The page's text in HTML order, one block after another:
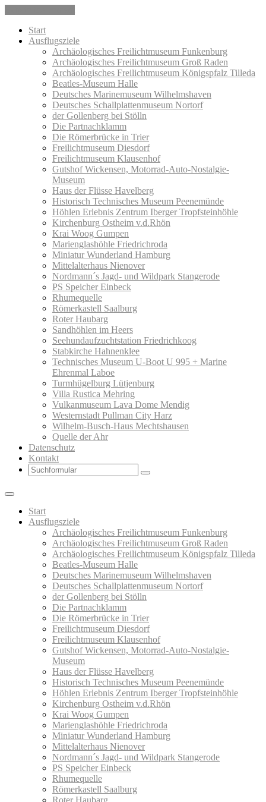
Start
Ausflugsziele
Archäologisches Freilichtmuseum Funkenburg
Archäologisches Freilichtmuseum Groß Raden
Archäologisches Freilichtmuseum Königspfalz Tilleda
Beatles-Museum Halle
Deutsches Marinemuseum Wilhelmshaven
Deutsches Schallplattenmuseum Nortorf
der Gollenberg bei Stölln
Die Partnachklamm
Die Römerbrücke in Trier
Freilichtmuseum Diesdorf
Freilichtmuseum Klausenhof
Gutshof Wickensen, Motorrad-Auto-Nostalgie-
Museum
Haus der Flüsse Havelberg
Historisch Technisches Museum Peenemünde
Höhlen Erlebnis Zentrum Iberger Tropfsteinhöhle
Kirchenburg Ostheim v.d.Rhön
Krai Woog Gumpen
Marienglashöhle Friedrichroda
Miniatur Wunderland Hamburg
Mittelalterhaus Nienover
Nordmann´s Jagd- und Wildpark Stangerode
PS Speicher Einbeck
Rhumequelle
Römerkastell Saalburg
Roter Haubarg
Sandhöhlen im Heers
Seehundaufzuchtstation Friedrichkoog
Stabkirche Hahnenklee
Technisches Museum U-Boot U 995 + Marine
Ehrenmal Laboe
Turmhügelburg Lütjenburg
Villa Rustica Mehring
Vulkanmuseum Lava Dome Mendig
Westernstadt Pullman City Harz
Wilhelm-Busch-Haus Mechtshausen
Quelle der Ahr
Datenschutz
Kontakt
Search
Start
Ausflugsziele
Archäologisches Freilichtmuseum Funkenburg
Archäologisches Freilichtmuseum Groß Raden
Archäologisches Freilichtmuseum Königspfalz Tilleda
Beatles-Museum Halle
Deutsches Marinemuseum Wilhelmshaven
Deutsches Schallplattenmuseum Nortorf
der Gollenberg bei Stölln
Die Partnachklamm
Die Römerbrücke in Trier
Freilichtmuseum Diesdorf
Freilichtmuseum Klausenhof
Gutshof Wickensen, Motorrad-Auto-Nostalgie-
Museum
Haus der Flüsse Havelberg
Historisch Technisches Museum Peenemünde
Höhlen Erlebnis Zentrum Iberger Tropfsteinhöhle
Kirchenburg Ostheim v.d.Rhön
Krai Woog Gumpen
Marienglashöhle Friedrichroda
Miniatur Wunderland Hamburg
Mittelalterhaus Nienover
Nordmann´s Jagd- und Wildpark Stangerode
PS Speicher Einbeck
Rhumequelle
Römerkastell Saalburg
Roter Haubarg